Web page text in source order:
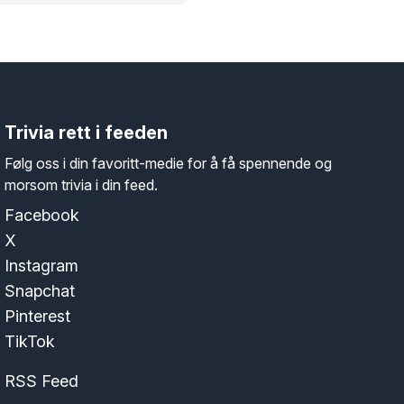
Trivia rett i feeden
Følg oss i din favoritt-medie for å få spennende og
morsom trivia i din feed.
Facebook
X
Instagram
Snapchat
Pinterest
TikTok
RSS Feed